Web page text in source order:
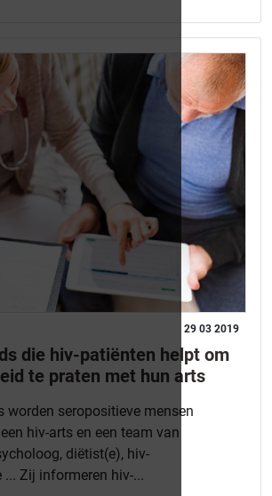
29 03 2019
die hiv-patiënten helpt om
te praten met hun arts
worden seropositieve mensen
hiv-arts en een team van
diëtist(e), hiv-
... Zij informeren hiv-...